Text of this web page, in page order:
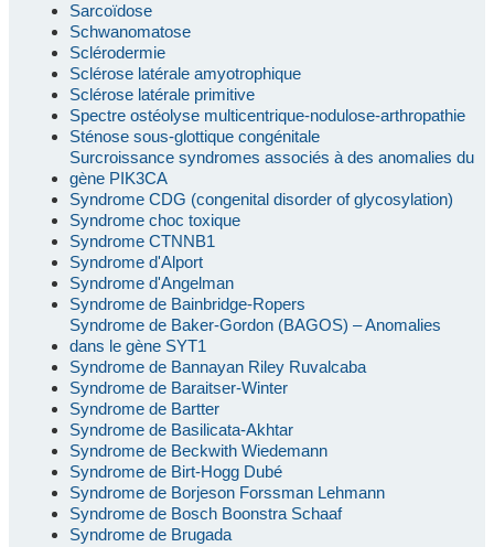
Sarcoïdose
Schwanomatose
Sclérodermie
Sclérose latérale amyotrophique
Sclérose latérale primitive
Spectre ostéolyse multicentrique-nodulose-arthropathie
Sténose sous-glottique congénitale
Surcroissance syndromes associés à des anomalies du
gène PIK3CA
Syndrome CDG (congenital disorder of glycosylation)
Syndrome choc toxique
Syndrome CTNNB1
Syndrome d'Alport
Syndrome d'Angelman
Syndrome de Bainbridge-Ropers
Syndrome de Baker-Gordon (BAGOS) – Anomalies
dans le gène SYT1
Syndrome de Bannayan Riley Ruvalcaba
Syndrome de Baraitser-Winter
Syndrome de Bartter
Syndrome de Basilicata-Akhtar
Syndrome de Beckwith Wiedemann
Syndrome de Birt-Hogg Dubé
Syndrome de Borjeson Forssman Lehmann
Syndrome de Bosch Boonstra Schaaf
Syndrome de Brugada